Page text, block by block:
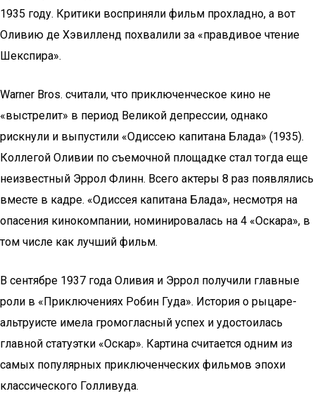
1935 году. Критики восприняли фильм прохладно, а вот
Оливию де Хэвилленд похвалили за «правдивое чтение
Шекспира».
Warner Bros. считали, что приключенческое кино не
«выстрелит» в период Великой депрессии, однако
рискнули и выпустили «Одиссею капитана Блада» (1935).
Коллегой Оливии по съемочной площадке стал тогда еще
неизвестный Эррол Флинн. Всего актеры 8 раз появлялись
вместе в кадре. «Одиссея капитана Блада», несмотря на
опасения кинокомпании, номинировалась на 4 «Оскара», в
том числе как лучший фильм.
В сентябре 1937 года Оливия и Эррол получили главные
роли в «Приключениях Робин Гуда». История о рыцаре-
альтруисте имела громогласный успех и удостоилась
главной статуэтки «Оскар». Картина считается одним из
самых популярных приключенческих фильмов эпохи
классического Голливуда.